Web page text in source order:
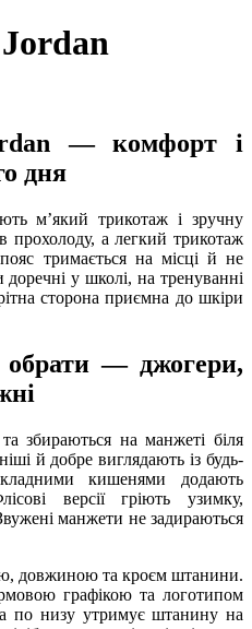
— комфорт і
дня
мʼякий трикотаж і зручну
прохолоду, а легкий трикотаж
тримається на місці й не
у школі, на тренуванні
сторона приємна до шкіри
— джогери,
збираються на манжеті біля
й добре виглядають із будь-
кишенями додають
версії гріють узимку,
манжети не задираються
довжиною та кроєм штанини.
графікою та логотипом
по низу утримує штанину на